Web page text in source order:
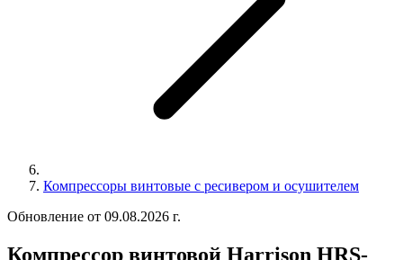
Компрессоры винтовые с ресивером и осушителем
Обновление от 09.08.2026 г.
Компрессор винтовой Harrison HRS-